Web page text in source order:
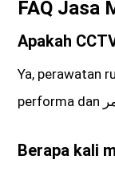
FAQ Jasa
Apakah
Ya, perawatan
Berapa kali